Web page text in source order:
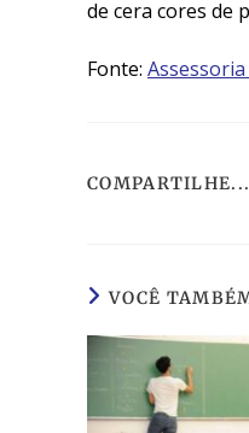
de cera cores de
Fonte:
COMPARTILHE...
VOCÊ